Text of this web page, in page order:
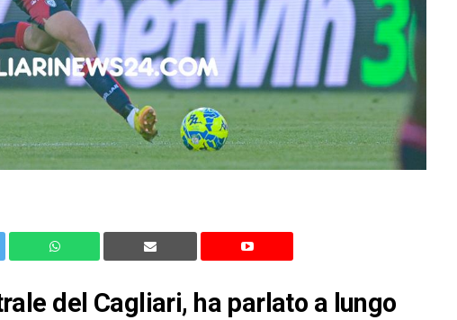
del Cagliari, ha parlato a lungo